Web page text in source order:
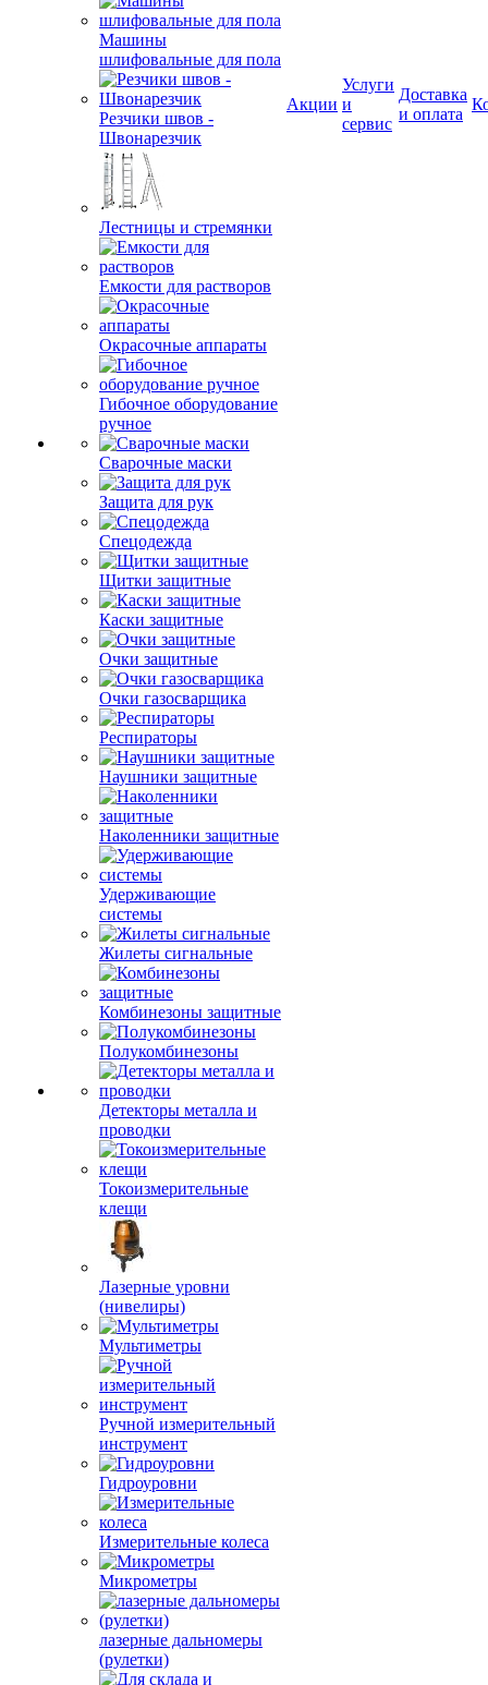
Машины
шлифовальные для пола
Резчики швов -
Швонарезчик
Лестницы и стремянки
Емкости для растворов
Окрасочные аппараты
Гибочное оборудование
ручное
Сварочные маски
Защита для рук
Спецодежда
Щитки защитные
Каски защитные
Очки защитные
Очки газосварщика
Респираторы
Наушники защитные
Наколенники защитные
Удерживающие
системы
Жилеты сигнальные
Комбинезоны защитные
Полукомбинезоны
Детекторы металла и
проводки
Токоизмерительные
клещи
Лазерные уровни
(нивелиры)
Мультиметры
Ручной измерительный
инструмент
Гидроуровни
Измерительные колеса
Микрометры
лазерные дальномеры
(рулетки)
Услуги
и
Доставка